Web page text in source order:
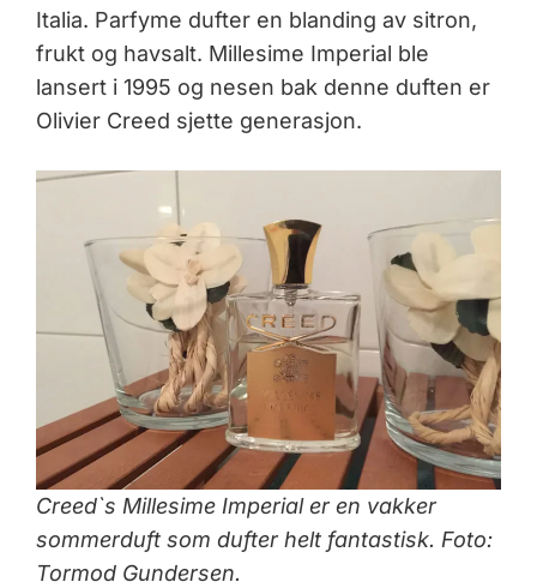
Italia. Parfyme dufter en blanding av sitron,
frukt og havsalt. Millesime Imperial ble
lansert i 1995 og nesen bak denne duften er
Olivier Creed sjette generasjon.
Creed`s Millesime Imperial er en vakker
sommerduft som dufter helt fantastisk. Foto:
Tormod Gundersen.